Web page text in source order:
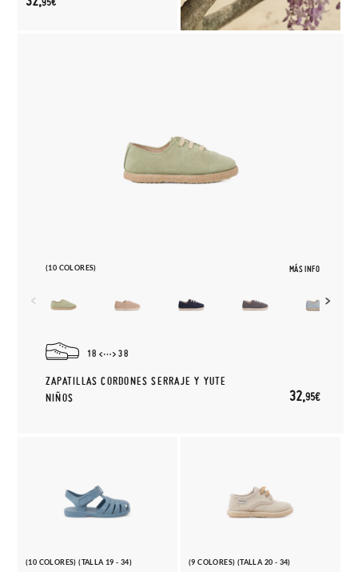
(10 COLORES) MÁS INFO
18 38
ZAPATILLAS CORDONES SERRAJE Y YUTE
NIÑOS
32,95€
(10 COLORES) (TALLA 19 - 34) (9 COLORES) (TALLA 20 - 34)